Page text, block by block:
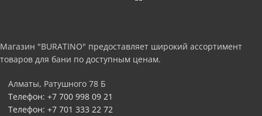
Магазин "BURATINO" предоставляет широкий ассортимент
товаров для бани по доступным ценам.
Алматы, Ратушного 78 Б
Телефон: +7 700 998 09 21
Телефон: +7 701 333 22 72